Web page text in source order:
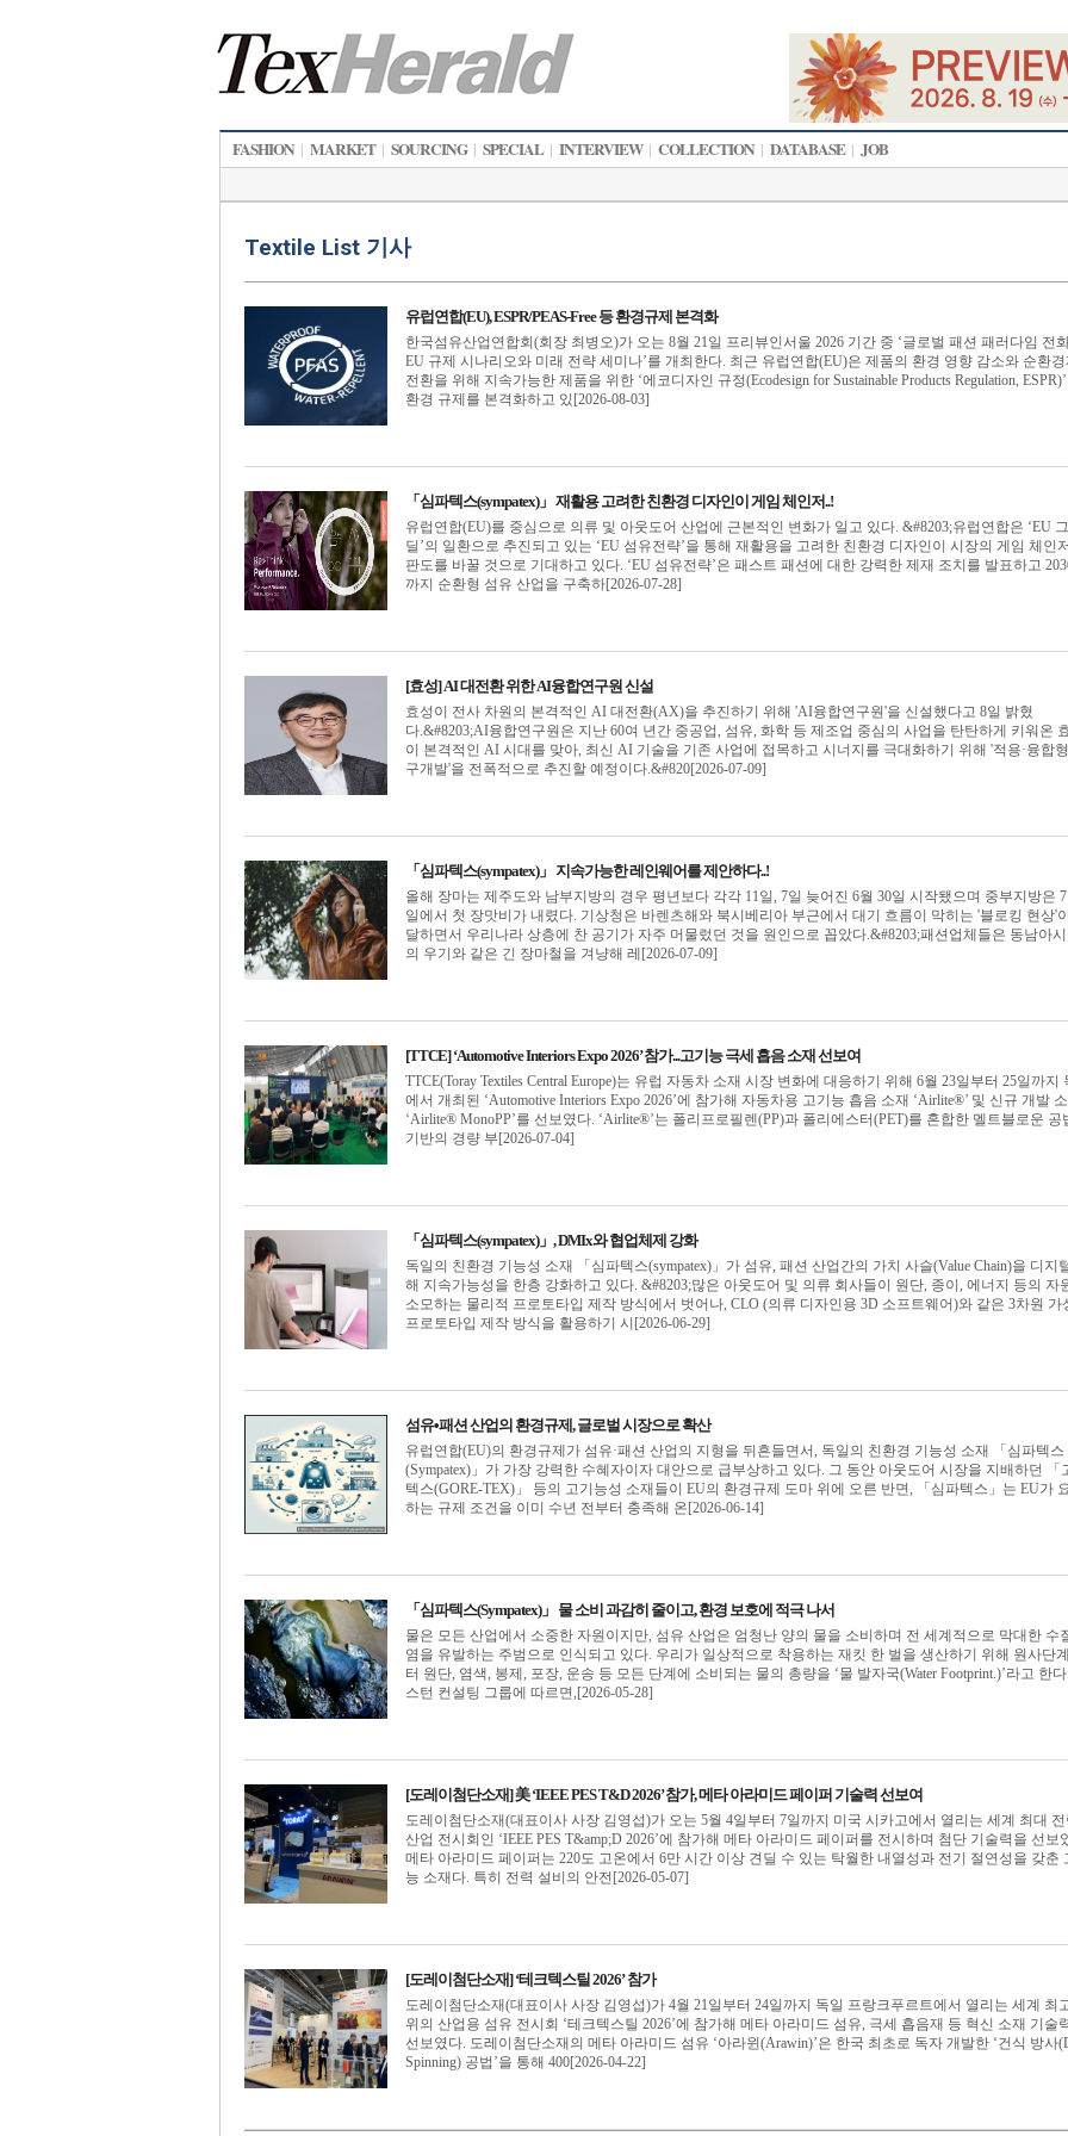
FASHION | MARKET | SOURCING | SPECIAL | INTERVIEW | COLLECTION | DATABASE | JOB
Textile List 기사
유럽연합(EU), ESPR/PEAS-Free 등 환경규제 본격화
한국섬유산업연합회(회장 최병오)가 오는 8월 21일 프리뷰인서울 2026 기간 중 ‘글로벌 패션 패러다임 전
EU 규제 시나리오와 미래 전략 세미나’를 개최한다. 최근 유럽연합(EU)은 제품의 환경 영향 감소와 순환경
전환을 위해 지속가능한 제품을 위한 ‘에코디자인 규정(Ecodesign for Sustainable Products Regulation,
환경 규제를 본격화하고 있[2026-08-03]
「심파텍스(sympatex)」 재활용 고려한 친환경 디자인이 게임 체인저..!
유럽연합(EU)를 중심으로 의류 및 아웃도어 산업에 근본적인 변화가 일고 있다. &#8203;유럽연합은 ‘EU
딜’의 일환으로 추진되고 있는 ‘EU 섬유전략’을 통해 재활용을 고려한 친환경 디자인이 시장의 게임 체인
판도를 바꿀 것으로 기대하고 있다. ‘EU 섬유전략’은 패스트 패션에 대한 강력한 제재 조치를 발표하고
까지 순환형 섬유 산업을 구축하[2026-07-28]
[효성] AI 대전환 위한 AI융합연구원 신설
효성이 전사 차원의 본격적인 AI 대전환(AX)을 추진하기 위해 'AI융합연구원'을 신설했다고 8일 밝혔
다.&#8203;AI융합연구원은 지난 60여 년간 중공업, 섬유, 화학 등 제조업 중심의 사업을 탄탄하게 키워온
이 본격적인 AI 시대를 맞아, 최신 AI 기술을 기존 사업에 접목하고 시너지를 극대화하기 위해 '적용·융합
구개발'을 전폭적으로 추진할 예정이다.&#820[2026-07-09]
「심파텍스(sympatex)」 지속가능한 레인웨어를 제안하다..!
올해 장마는 제주도와 남부지방의 경우 평년보다 각각 11일, 7일 늦어진 6월 30일 시작됐으며 중부지방은 7
일에서 첫 장맛비가 내렸다. 기상청은 바렌츠해와 북시베리아 부근에서 대기 흐름이 막히는 '블로킹 현상'
달하면서 우리나라 상층에 찬 공기가 자주 머물렀던 것을 원인으로 꼽았다.&#8203;패션업체들은 동남아
의 우기와 같은 긴 장마철을 겨냥해 레[2026-07-09]
[TTCE] ‘Automotive Interiors Expo 2026’ 참가...고기능 극세 흡음 소재 선보여
TTCE(Toray Textiles Central Europe)는 유럽 자동차 소재 시장 변화에 대응하기 위해 6월 23일부터 25일까지
에서 개최된 ‘Automotive Interiors Expo 2026’에 참가해 자동차용 고기능 흡음 소재 ‘Airlite®’ 및 신규 개발
‘Airlite® MonoPP’를 선보였다. ‘Airlite®’는 폴리프로필렌(PP)과 폴리에스터(PET)를 혼합한 멜트블로운 공
기반의 경량 부[2026-07-04]
「심파텍스(sympatex)」, DMIx와 협업체제 강화
독일의 친환경 기능성 소재 「심파텍스(sympatex)」가 섬유, 패션 산업간의 가치 사슬(Value Chain)을 디지
해 지속가능성을 한층 강화하고 있다. &#8203;많은 아웃도어 및 의류 회사들이 원단, 종이, 에너지 등의 자
소모하는 물리적 프로토타입 제작 방식에서 벗어나, CLO (의류 디자인용 3D 소프트웨어)와 같은 3차원 가
프로토타입 제작 방식을 활용하기 시[2026-06-29]
섬유•패션 산업의 환경규제, 글로벌 시장으로 확산
유럽연합(EU)의 환경규제가 섬유·패션 산업의 지형을 뒤흔들면서, 독일의 친환경 기능성 소재 「심파텍스
(Sympatex)」가 가장 강력한 수혜자이자 대안으로 급부상하고 있다. 그 동안 아웃도어 시장을 지배하던 「
텍스(GORE-TEX)」 등의 고기능성 소재들이 EU의 환경규제 도마 위에 오른 반면, 「심파텍스」는 EU가
하는 규제 조건을 이미 수년 전부터 충족해 온[2026-06-14]
「심파텍스(Sympatex)」 물 소비 과감히 줄이고, 환경 보호에 적극 나서
물은 모든 산업에서 소중한 자원이지만, 섬유 산업은 엄청난 양의 물을 소비하며 전 세계적으로 막대한 수
염을 유발하는 주범으로 인식되고 있다. 우리가 일상적으로 착용하는 재킷 한 벌을 생산하기 위해 원사단
터 원단, 염색, 봉제, 포장, 운송 등 모든 단계에 소비되는 물의 총량을 ‘물 발자국(Water Footprint.)’라고 한
스턴 컨설팅 그룹에 따르면,[2026-05-28]
[도레이첨단소재] 美 ‘IEEE PES T&D 2026’ 참가, 메타 아라미드 페이퍼 기술력 선보여
도레이첨단소재(대표이사 사장 김영섭)가 오는 5월 4일부터 7일까지 미국 시카고에서 열리는 세계 최대 전
산업 전시회인 ‘IEEE PES T&amp;D 2026’에 참가해 메타 아라미드 페이퍼를 전시하며 첨단 기술력을 선보
메타 아라미드 페이퍼는 220도 고온에서 6만 시간 이상 견딜 수 있는 탁월한 내열성과 전기 절연성을 갖춘
능 소재다. 특히 전력 설비의 안전[2026-05-07]
[도레이첨단소재] ‘테크텍스틸 2026’ 참가
도레이첨단소재(대표이사 사장 김영섭)가 4월 21일부터 24일까지 독일 프랑크푸르트에서 열리는 세계 최
위의 산업용 섬유 전시회 ‘테크텍스틸 2026’에 참가해 메타 아라미드 섬유, 극세 흡음재 등 혁신 소재 기술
선보였다. 도레이첨단소재의 메타 아라미드 섬유 ‘아라윈(Arawin)’은 한국 최초로 독자 개발한 ‘건식 방사
Spinning) 공법’을 통해 400[2026-04-22]